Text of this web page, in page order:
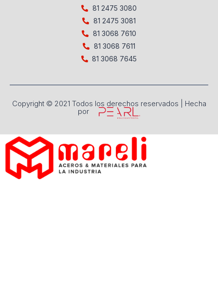
81 2475 3080
81 2475 3081
81 3068 7610
81 3068 7611
81 3068 7645
Copyright © 2021 Todos los derechos reservados | Hecha
por